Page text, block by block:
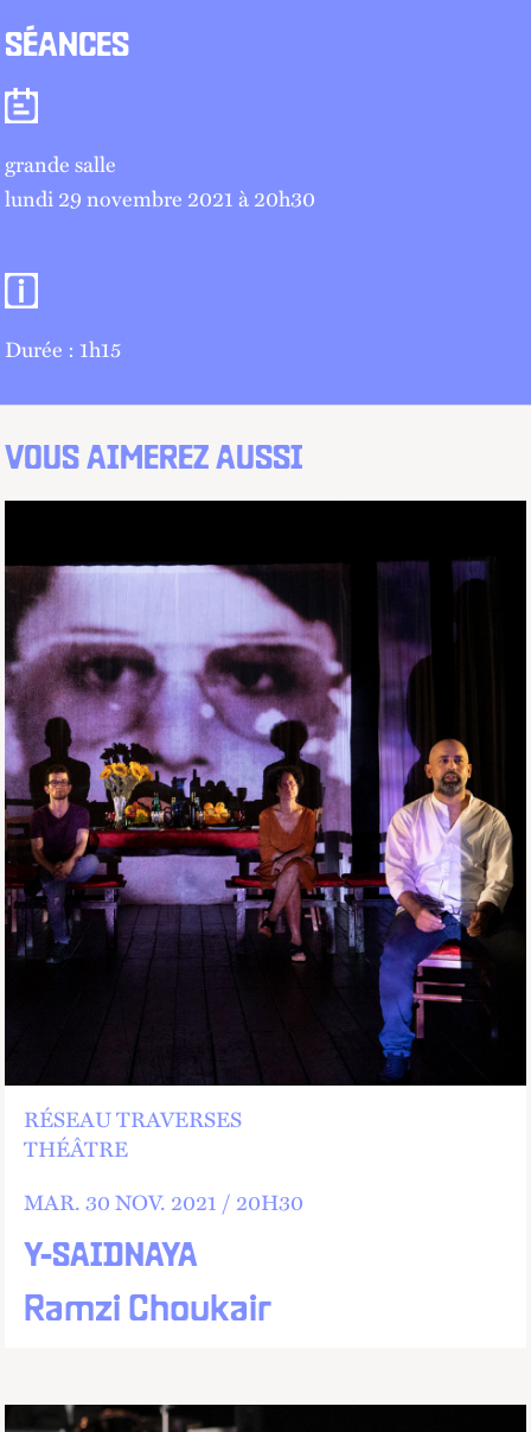
SÉANCES
Séances
grande salle
lundi 29 novembre 2021 à 20h30
Informations pratiques
Durée : 1h15
VOUS AIMEREZ AUSSI
Y-SAIDNAYA
Ramzi Choukair
RÉSEAU TRAVERSES
THÉÂTRE
MAR.30NOV. 2021 / 20H30